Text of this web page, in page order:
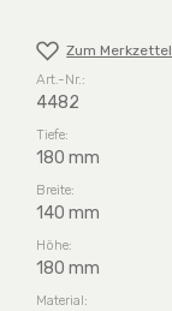
Zum
Art.-Nr.:
4482
Tiefe:
180 mm
Breite:
140 mm
Höhe:
180 mm
Material: